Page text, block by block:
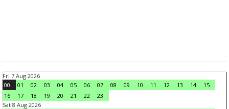
Fri 7 Aug 2026
00
01 02 03 04 05 06 07 08 09 10 11 12 13 14
15
16
17 18 19 20 21 22
23
Sat 8 Aug 2026